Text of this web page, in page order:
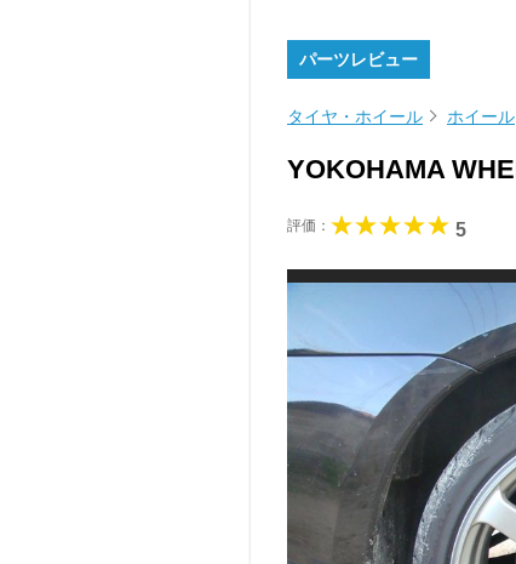
パーツレビュー
タイヤ・ホイール ホイール
YOKOHAMA
評価： 5